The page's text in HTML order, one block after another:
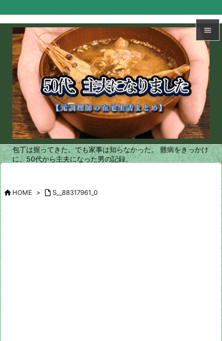


メニュ

サイド

前へ

次へ

検索
包丁は握ってきた。でも家事は知らなかった。 難病をきっかけ
に、50代から主夫になった男の記録。
HOME >  S__88317961_0